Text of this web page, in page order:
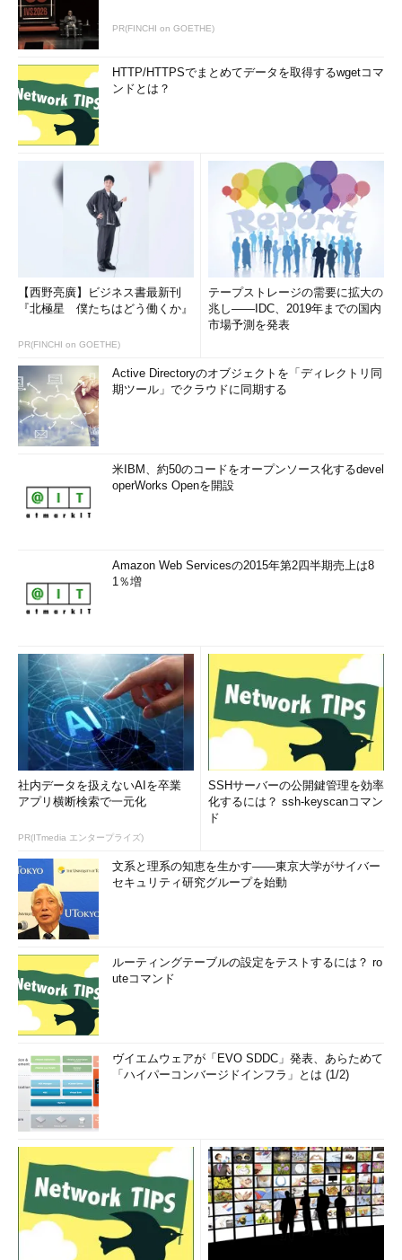
PR(FINCHI on GOETHE)
HTTP/HTTPSでまとめてデータを取得するwgetコマ
ンドとは？
【西野亮廣】ビジネス書最新刊
『北極星 僕たちはどう働くか』
PR(FINCHI on GOETHE)
テープストレージの需要に拡大の
兆し――IDC、2019年までの国内
市場予測を発表
Active Directoryのオブジェクトを「ディレクトリ同
期ツール」でクラウドに同期する
米IBM、約50のコードをオープンソース化するdevel
operWorks Openを開設
Amazon Web Servicesの2015年第2四半期売上は8
1％増
社内データを扱えないAIを卒業
アプリ横断検索で一元化
PR(ITmedia エンタープライズ)
SSHサーバーの公開鍵管理を効率
化するには？ ssh-keyscanコマン
ド
文系と理系の知恵を生かす――東京大学がサイバー
セキュリティ研究グループを始動
ルーティングテーブルの設定をテストするには？ ro
uteコマンド
ヴイエムウェアが「EVO SDDC」発表、あらためて
「ハイパーコンバージドインフラ」とは (1/2)